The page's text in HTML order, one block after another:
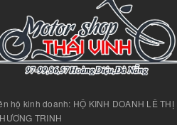
hộ kinh doanh: HỘ KINH DOANH LÊ THỊ
TRINH